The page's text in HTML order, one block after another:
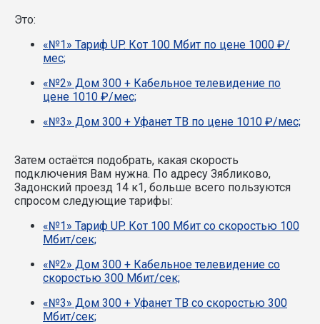
Это:
«№1» Тариф UP. Кот 100 Мбит по цене 1000 ₽/
мес;
«№2» Дом 300 + Кабельное телевидение по
цене 1010 ₽/мес;
«№3» Дом 300 + Уфанет ТВ по цене 1010 ₽/мес;
Затем остаётся подобрать, какая скорость
подключения Вам нужна. По адресу Зябликово,
Задонский проезд 14 к1, больше всего пользуются
спросом следующие тарифы:
«№1» Тариф UP. Кот 100 Мбит со скоростью 100
Мбит/сек;
«№2» Дом 300 + Кабельное телевидение со
скоростью 300 Мбит/сек;
«№3» Дом 300 + Уфанет ТВ со скоростью 300
Мбит/сек;